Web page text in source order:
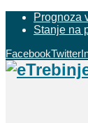
Prognoza
Stanje na
FacebookTwitter